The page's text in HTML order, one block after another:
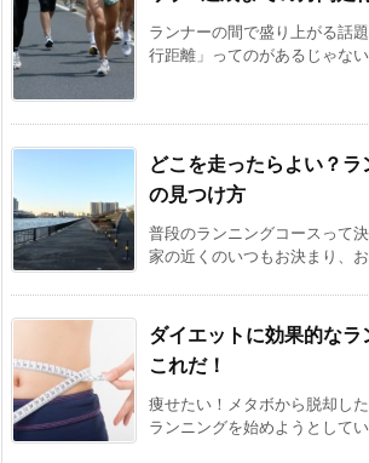
ランナーの間で盛り上がる話
行距離」ってのがあるじゃな
どこを走ったらよい？ラ
の見つけ方
普段のランニングコースって
家の近くのいつもお決まり、
ダイエットに効果的な
これだ！
痩せたい！メタボから脱却し
ランニングを始めようとして